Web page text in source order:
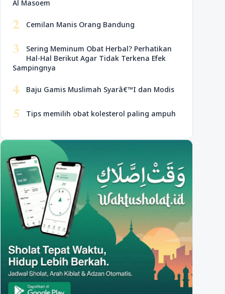
Al Masoem
2 Cemilan Manis Orang Bandung
3
Sering Meminum Obat Herbal? Perhatikan
Hal-Hal Berikut Agar Tidak Terkena Efek
Sampingnya
4 Baju Gamis Muslimah Syarâ€™I dan Modis
5 Tips memilih obat kolesterol paling ampuh